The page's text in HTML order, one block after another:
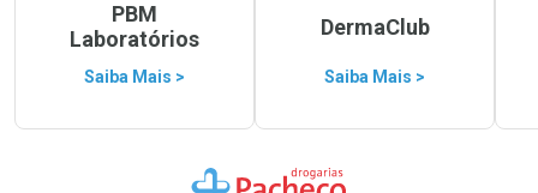
PBM
Laboratórios
Saiba Mais >
DermaClub
Saiba Mais >
Ir para a Home